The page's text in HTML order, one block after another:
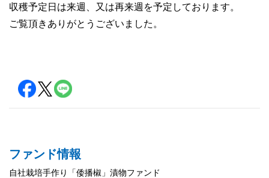
収穫予定日は来週、又は再来週を予定しております。
ご覧頂きありがとうございました。
ファンド情報
自社栽培手作り「倭播椒」漬物ファンド